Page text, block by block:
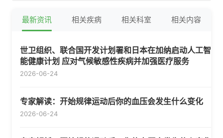
最新资讯 相关疾病 相关科室 相关内容
世卫组织、联合国开发计划署和日本在加纳启动人工智
能健康计划 应对气候敏感性疾病并加强医疗服务
2026-06-24
专家解读：开始规律运动后你的血压会发生什么变化
2026-06-24